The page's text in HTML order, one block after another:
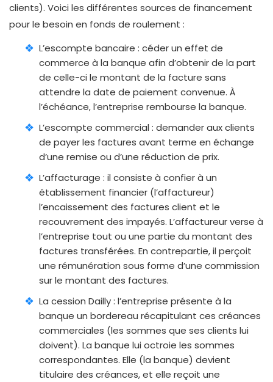
clients). Voici les différentes sources de financement
pour le besoin en fonds de roulement :
L’escompte bancaire : céder un effet de
commerce à la banque afin d’obtenir de la part
de celle-ci le montant de la facture sans
attendre la date de paiement convenue. À
l’échéance, l’entreprise rembourse la banque.
L’escompte commercial : demander aux clients
de payer les factures avant terme en échange
d’une remise ou d’une réduction de prix.
L’affacturage : il consiste à confier à un
établissement financier (l’affactureur)
l’encaissement des factures client et le
recouvrement des impayés. L’affactureur verse à
l’entreprise tout ou une partie du montant des
factures transférées. En contrepartie, il perçoit
une rémunération sous forme d’une commission
sur le montant des factures.
La cession Dailly : l’entreprise présente à la
banque un bordereau récapitulant ces créances
commerciales (les sommes que ses clients lui
doivent). La banque lui octroie les sommes
correspondantes. Elle (la banque) devient
titulaire des créances, et elle reçoit une